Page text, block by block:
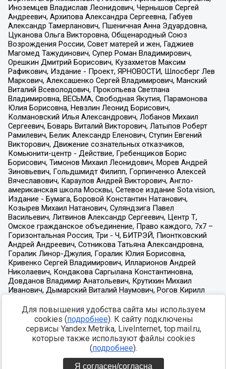
Для повышения удобства сайта мы используем
cookies (подробнее). К сайту подключены
сервисы Yandex.Metrika, LiveInternet, top.mail.ru,
которые также используют файлы cookies
(подробнее).
Я согласен/согласна